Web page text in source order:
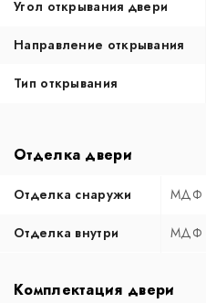
Угол открывания двери
Направление открывания
Тип открывания
Отделка двери
Отделка снаружи МДФ
Отделка внутри МДФ
Комплектация двери